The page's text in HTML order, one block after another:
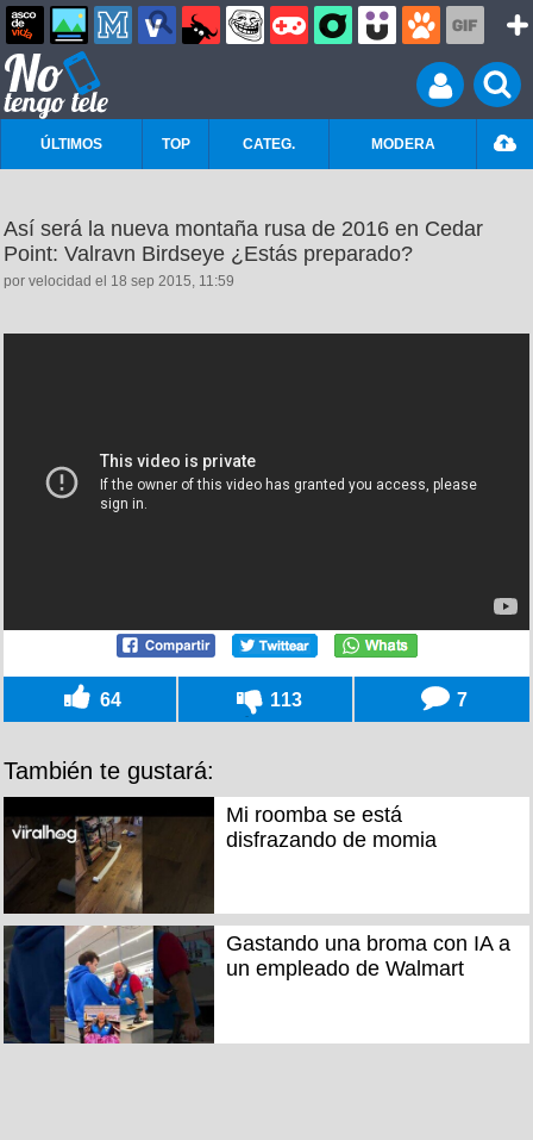
ÚLTIMOS TOP CATEG. MODERA
Así será la nueva montaña rusa de 2016 en Cedar
Point: Valravn Birdseye ¿Estás preparado?
por velocidad el 18 sep 2015, 11:59
64 113 7
También te gustará:
Mi roomba se está
disfrazando de momia
Gastando una broma con IA a
un empleado de Walmart